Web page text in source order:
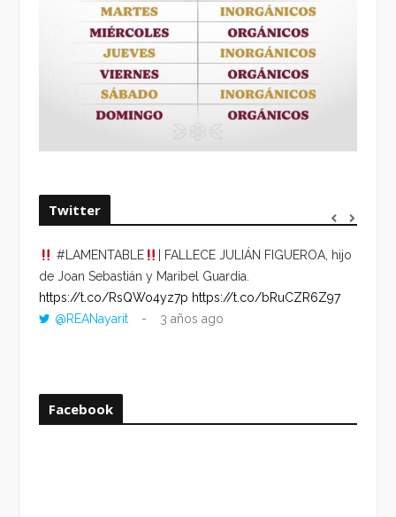
Twitter
#LAMENTABLE
| FALLECE JULIÁN FIGUEROA, hijo
de Joan Sebastián y Maribel Guardia.
https://t.co/RsQWo4yz7p https://t.co/bRuCZR6Z97
@REANayarit
3 años ago
Facebook